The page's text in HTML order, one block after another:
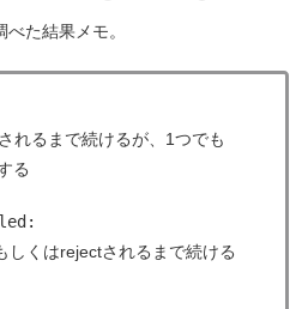
た結果メモ。
れるまで続けるが、1つでも
る
くはrejectされるまで続ける